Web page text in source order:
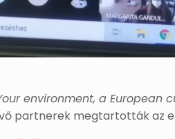
environment, a European
partnerek megtartották az